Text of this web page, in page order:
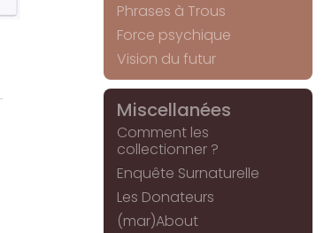
Phrases à Trous
Force psychique
Vision du futur
Miscellanées
Comment les
collectionner ?
Enquête Surnaturelle
Les Donateurs
(mar)About